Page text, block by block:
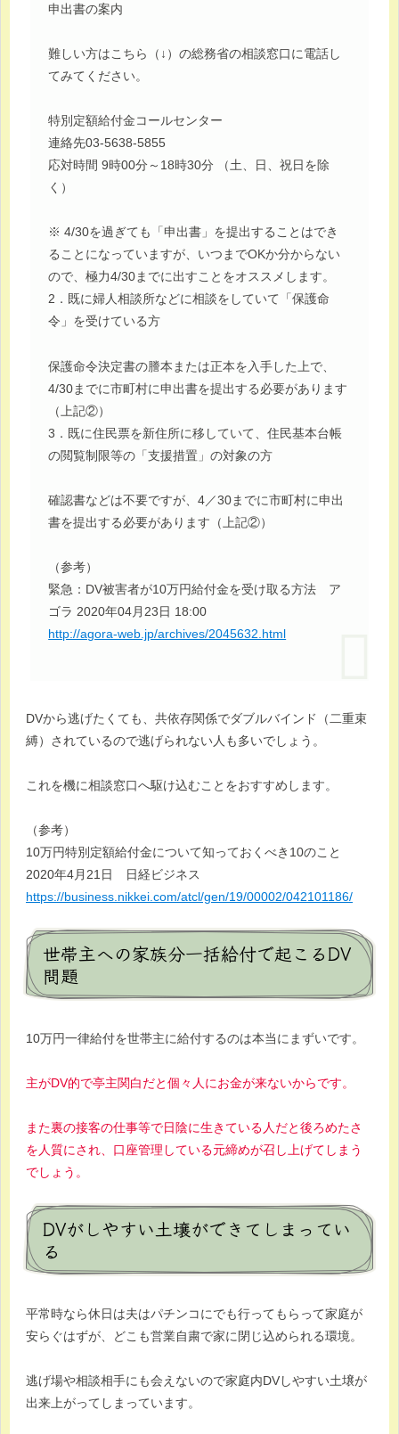
申出書の案内
難しい方はこちら（↓）の総務省の相談窓口に電話し
てみてください。
特別定額給付金コールセンター
連絡先03-5638-5855
応対時間 9時00分～18時30分 （土、日、祝日を除
く）
※ 4/30を過ぎても「申出書」を提出することはでき
ることになっていますが、いつまでOKか分からない
ので、極力4/30までに出すことをオススメします。
2．既に婦人相談所などに相談をしていて「保護命
令」を受けている方
保護命令決定書の謄本または正本を入手した上で、
4/30までに市町村に申出書を提出する必要があります
（上記②）
3．既に住民票を新住所に移していて、住民基本台帳
の閲覧制限等の「支援措置」の対象の方
確認書などは不要ですが、4／30までに市町村に申出
書を提出する必要があります（上記②）
（参考）
緊急：DV被害者が10万円給付金を受け取る方法 ア
ゴラ 2020年04月23日 18:00
http://agora-web.jp/archives/2045632.html
DVから逃げたくても、共依存関係でダブルバインド（二重束
縛）されているので逃げられない人も多いでしょう。
これを機に相談窓口へ駆け込むことをおすすめします。
（参考）
10万円特別定額給付金について知っておくべき10のこと
2020年4月21日 日経ビジネス
https://business.nikkei.com/atcl/gen/19/00002/042101186/
世帯主への家族分一括給付で起こるDV
問題
10万円一律給付を世帯主に給付するのは本当にまずいです。
主がDV的で亭主関白だと個々人にお金が来ないからです。
また裏の接客の仕事等で日陰に生きている人だと後ろめたさ
を人質にされ、口座管理している元締めが召し上げてしまう
でしょう。
DVがしやすい土壌ができてしまってい
る
平常時なら休日は夫はパチンコにでも行ってもらって家庭が
安らぐはずが、どこも営業自粛で家に閉じ込められる環境。
逃げ場や相談相手にも会えないので家庭内DVしやすい土壌が
出来上がってしまっています。